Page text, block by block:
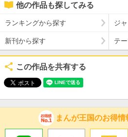
他の作品も探してみる
ランキングから探す ジ
新刊から探す テ
この作品を共有する
まんが王国のお得情